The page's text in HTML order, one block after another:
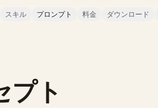
スキル プロンプト 料金 ダウンロード
プト